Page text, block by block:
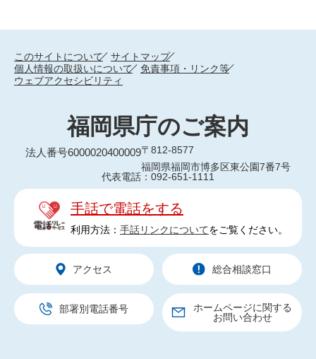
このサイトについて
サイトマップ
個人情報の取扱いについて
免責事項・リンク等
ウェブアクセシビリティ
福岡県庁のご案内
法人番号6000020400009〒812-8577
福岡県福岡市博多区東公園7番7号
代表電話：092-651-1111
手話で電話をする
利用方法： 手話リンクについてをご覧ください。
アクセス 総合相談窓口
部署別電話番号
ホームページに関する
お問い合わせ